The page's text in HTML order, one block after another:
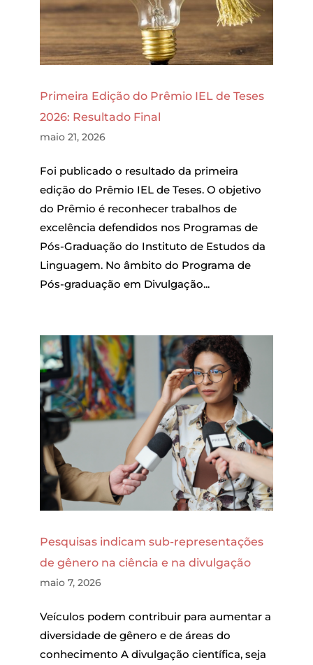
Primeira Edição do Prêmio IEL de Teses
2026: Resultado Final
maio 21, 2026
Foi publicado o resultado da primeira
edição do Prêmio IEL de Teses. O objetivo
do Prêmio é reconhecer trabalhos de
excelência defendidos nos Programas de
Pós-Graduação do Instituto de Estudos da
Linguagem. No âmbito do Programa de
Pós-graduação em Divulgação...
Pesquisas indicam sub-representações
de gênero na ciência e na divulgação
maio 7, 2026
Veículos podem contribuir para aumentar a
diversidade de gênero e de áreas do
conhecimento A divulgação científica, seja